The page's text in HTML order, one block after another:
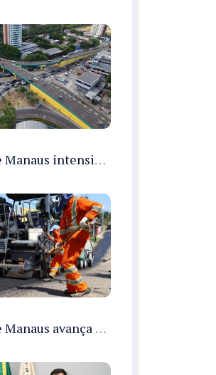
Prefeitura de Manaus intensifica obras de modernização no viaduto Miguel Arraes para ampliar segurança e acessibilidade na região
Prefeitura de Manaus avança com recapeamento no Parque Rio Solimões e cobre cerca de 30 ruas